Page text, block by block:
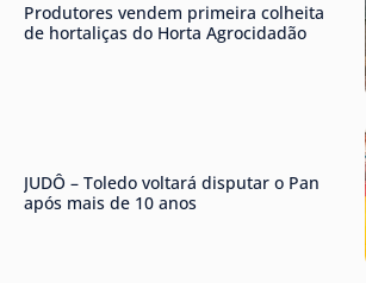
Produtores vendem primeira colheita
de hortaliças do Horta Agrocidadão
JUDÔ – Toledo voltará disputar o Pan
após mais de 10 anos